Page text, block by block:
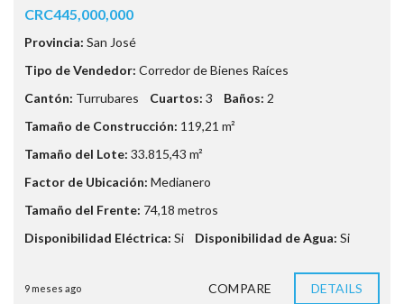
CRC445,000,000
Provincia: San José
Tipo de Vendedor: Corredor de Bienes Raíces
Cantón: Turrubares Cuartos: 3 Baños: 2
Tamaño de Construcción: 119,21 m²
Tamaño del Lote: 33.815,43 m²
Factor de Ubicación: Medianero
Tamaño del Frente: 74,18 metros
Disponibilidad Eléctrica: Si Disponibilidad de Agua: Si
9 meses ago COMPARE DETAILS